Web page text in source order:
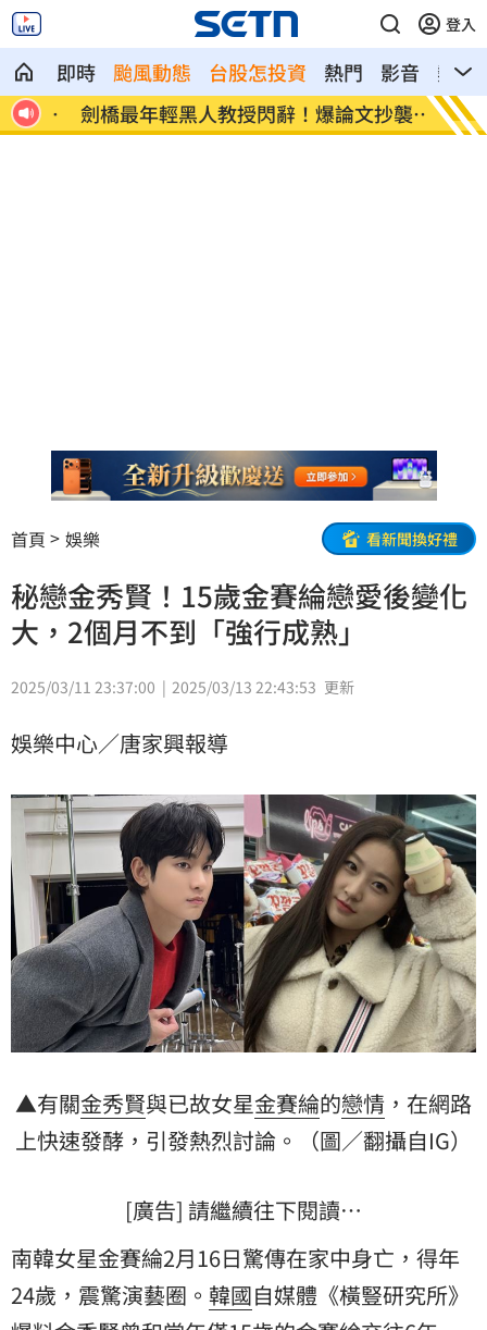
登入
即時 颱風動態 台股怎投資 熱門 影音
熱搜
多
劍橋最年輕黑人教授閃辭！爆論文抄襲造
假
遊日
首頁 娛樂 看新聞換好禮
秘戀金秀賢！15歲金賽綸戀愛後變化
大，2個月不到「強行成熟」
2025/03/11 23:37:00 2025/03/13 22:43:53 更新
娛樂中心／唐家興報導
▲有關金秀賢與已故女星金賽綸的戀情 ，在網路
上快速發酵，引發熱烈討論。（圖／翻攝自IG）
[廣告] 請繼續往下閱讀…
南韓女星金賽綸2月16日驚傳在家中身亡，得年
24歲，震驚演藝圈。 韓國自媒體《橫豎研究所》